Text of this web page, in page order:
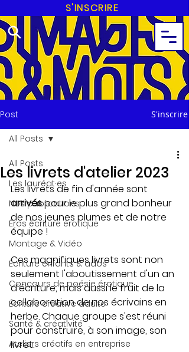
S'INSCRIRE
Post S'inscrire
All Posts
Les lauréat·es
Nos publications
Éros écriture érotique
Montage & Vidéo
Écriture enfants & ados
Concours de poésie érotique
Écriture créative adulte
Santé & créativité
Ateliers créatifs en entreprise
All Posts
Les livrets d'atelier 2023
Les livrets de fin d'année sont
arrivés pour le plus grand bonheur
de nos jeunes plumes et de notre
équipe !
Ces magnifiques livrets sont non
seulement l'aboutissement d'un an
d'écriture, mais aussi le fruit de la
collaboration de nos écrivains en
herbe. Chaque groupe s'est réuni
pour construire, à son image, son
livret.